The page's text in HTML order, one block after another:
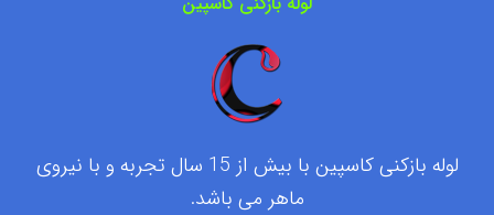
لوله بازکنی کاسپین با بیش از 15 سال تجربه و با نیروی
ماهر می باشد.